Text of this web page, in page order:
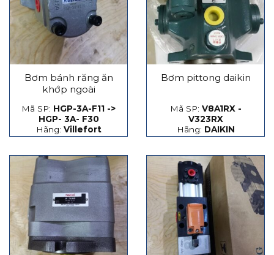
Bơm bánh răng ăn
khớp ngoài
Mã SP: HGP-3A-F11 ->
HGP- 3A- F30
Hãng: Villefort
Bơm pittong daikin
Mã SP: V8A1RX -
V323RX
Hãng: DAIKIN